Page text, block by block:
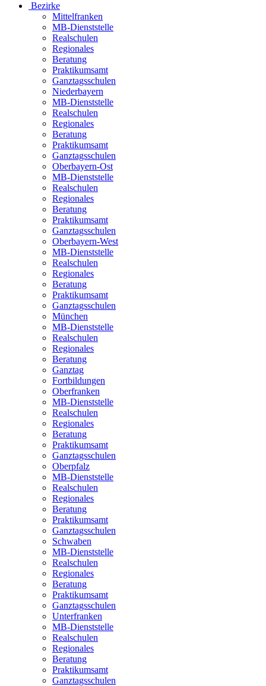
Bezirke
Mittelfranken
MB-Dienststelle
Realschulen
Regionales
Beratung
Praktikumsamt
Ganztagsschulen
Niederbayern
MB-Dienststelle
Realschulen
Regionales
Beratung
Praktikumsamt
Ganztagsschulen
Oberbayern-Ost
MB-Dienststelle
Realschulen
Regionales
Beratung
Praktikumsamt
Ganztagsschulen
Oberbayern-West
MB-Dienststelle
Realschulen
Regionales
Beratung
Praktikumsamt
Ganztagsschulen
München
MB-Dienststelle
Realschulen
Regionales
Beratung
Ganztag
Fortbildungen
Oberfranken
MB-Dienststelle
Realschulen
Regionales
Beratung
Praktikumsamt
Ganztagsschulen
Oberpfalz
MB-Dienststelle
Realschulen
Regionales
Beratung
Praktikumsamt
Ganztagsschulen
Schwaben
MB-Dienststelle
Realschulen
Regionales
Beratung
Praktikumsamt
Ganztagsschulen
Unterfranken
MB-Dienststelle
Realschulen
Regionales
Beratung
Praktikumsamt
Ganztagsschulen